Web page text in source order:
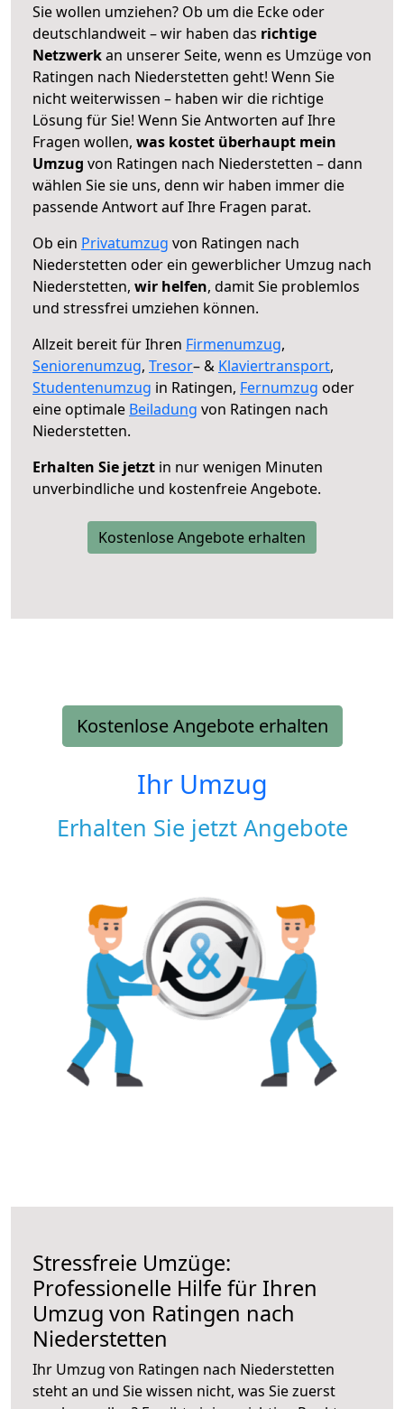
Sie wollen umziehen? Ob um die Ecke oder
deutschlandweit – wir haben das richtige
Netzwerkan unserer Seite, wenn es Umzüge von
Ratingen nach Niederstetten geht! Wenn Sie
nicht weiterwissen – haben wir die richtige
Lösung für Sie! Wenn Sie Antworten auf Ihre
Fragen wollen, was kostet überhaupt mein
Umzug von Ratingen nach Niederstetten – dann
wählen Sie sie uns, denn wir haben immer die
passende Antwort auf Ihre Fragen parat.
Ob ein Privatumzug von Ratingen nach
Niederstetten oder ein gewerblicher Umzug nach
Niederstetten, wir helfen, damit Sie problemlos
und stressfrei umziehen können.
Allzeit bereit für Ihren Firmenumzug,
Seniorenumzug, Tresor– & Klaviertransport,
Studentenumzug in Ratingen, Fernumzug oder
eine optimale Beiladung von Ratingen nach
Niederstetten.
Erhalten Sie jetzt in nur wenigen Minuten
unverbindliche und kostenfreie Angebote.
Kostenlose Angebote erhalten
Kostenlose Angebote erhalten
Ihr Umzug
Erhalten Sie jetzt Angebote
Stressfreie Umzüge:
Professionelle Hilfe für Ihren
Umzug von Ratingen nach
Niederstetten
Ihr Umzug von Ratingen nach Niederstetten
steht an und Sie wissen nicht, was Sie zuerst